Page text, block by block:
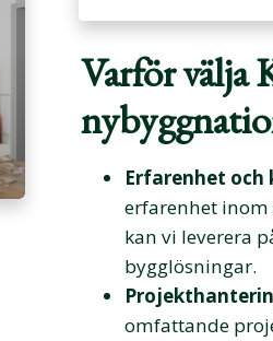
Varför välja
Erfarenhet och
erfarenhet
kan vi leverera
bygglösningar.
omfattande